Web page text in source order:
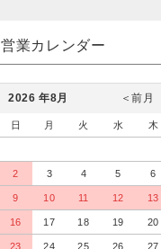
営業カレンダー
2026 年8月 ＜前月
日 月 火 水 木
2 3 4 5 6
9 10 11 12 13
16 17 18 19 20
23 24 25 26 27